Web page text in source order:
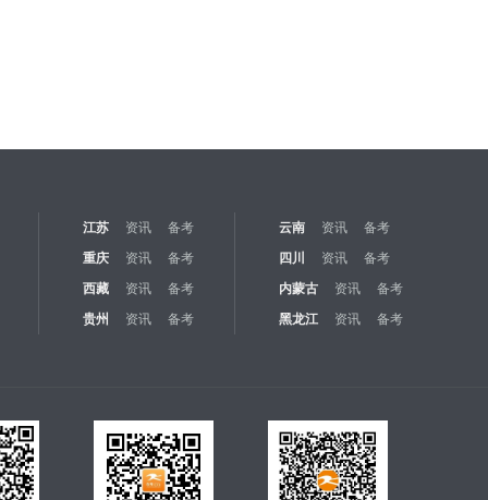
江苏 资讯 备考 云南 资讯
备考
重庆
资讯 备考 四川 资讯
备考
西藏
资讯 备考 内蒙古 资讯
备考
贵州
资讯 备考 黑龙江 资讯 备考